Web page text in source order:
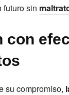
futuro sin
con
su compromiso,